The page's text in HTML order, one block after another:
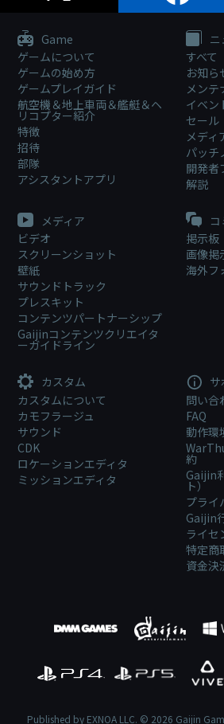
Game
ゲームについて
ゲームの始め方
ゲームプレイガイド
航空機＆地上車両＆艦艇＆ヘ
リコプター紹介
特徴
招待
部隊
アシスタントアプリ
ニ
すべて
お知ら
メンテ
イベン
セール
メディ
パッチ
開発者
解説
メディア
ビデオ
スクリーンショット
壁紙
サウンドトラック
プレスキット
コンテンツパートナーシップ
Gaijinコンテンツクリエイタ
ーガイドライン
掲示板
画像掲
海外フ
カスタム
カスタムについて
カモフラージュ
サウンド
CDK
ロケーションエディタ
ミッションエディタ
サ
問い合
FAQ
動作環
約
Gaijin
ト）
プライ
Gaijin
ライセ
特定商
資金決
Published by EXNOA LLC. © 2026 Gaijin